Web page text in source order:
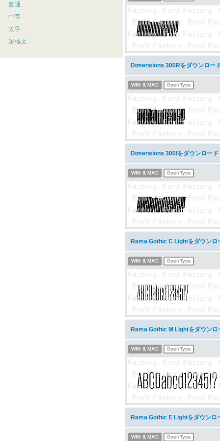
普通
中字
太字
超極太
Dimensions 300Rをダウンロー
WIN & MAC OpenType
Dimensions 300Iをダウンロード
WIN & MAC OpenType
Rama Gothic C Lightをダウンロ
WIN & MAC OpenType
Rama Gothic M Lightをダウンロ
WIN & MAC OpenType
Rama Gothic E Lightをダウンロ
WIN & MAC OpenType